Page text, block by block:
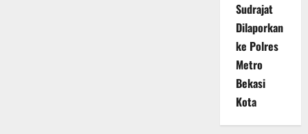
Sudrajat
Dilaporkan
ke Polres
Metro
Bekasi
Kota